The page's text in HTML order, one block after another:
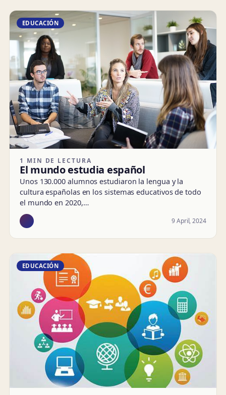
EDUCACIÓN
1 MIN DE LECTURA
El mundo estudia español
Unos 130.000 alumnos estudiaron la lengua y la
cultura españolas en los sistemas educativos de todo
el mundo en 2020,…
9 April, 2024
EDUCACIÓN